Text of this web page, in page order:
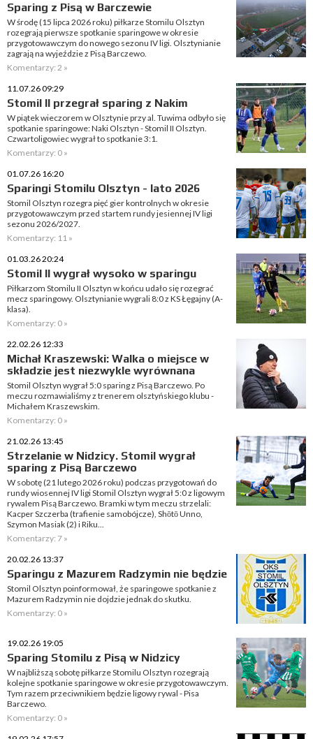
Sparing z Pisą w Barczewie
W środę (15 lipca 2026 roku) piłkarze Stomilu Olsztyn
rozegrają pierwsze spotkanie sparingowe w okresie
przygotowawczym do nowego sezonu IV ligi. Olsztynianie
zagrają na wyjeździe z Pisą Barczewo.
Komentarzy: 2 »
11.07.26 09:29
Stomil II przegrał sparing z Nakim
W piątek wieczorem w Olsztynie przy al. Tuwima odbyło się
spotkanie sparingowe: Naki Olsztyn - Stomil II Olsztyn.
Czwartoligowiec wygrał to spotkanie 3:1.
Komentarzy: 0 »
01.07.26 16:20
Sparingi Stomilu Olsztyn - lato 2026
Stomil Olsztyn rozegra pięć gier kontrolnych w okresie
przygotowawczym przed startem rundy jesiennej IV ligi
sezonu 2026/2027.
Komentarzy: 11 »
01.03.26 20:24
Stomil II wygrał wysoko w sparingu
Piłkarzom Stomilu II Olsztyn w końcu udało się rozegrać
mecz sparingowy. Olsztynianie wygrali 8:0 z KS Łęgajny (A-
klasa).
Komentarzy: 0 »
22.02.26 12:33
Michał Kraszewski: Walka o miejsce w
składzie jest niezwykle wyrównana
Stomil Olsztyn wygrał 5:0 sparing z Pisą Barczewo. Po
meczu rozmawialiśmy z trenerem olsztyńskiego klubu -
Michałem Kraszewskim.
Komentarzy: 0 »
21.02.26 13:45
Strzelanie w Nidzicy. Stomil wygrał
sparing z Pisą Barczewo
W sobotę (21 lutego 2026 roku) podczas przygotowań do
rundy wiosennej IV ligi Stomil Olsztyn wygrał 5:0 z ligowym
rywalem Pisą Barczewo. Bramki w tym meczu strzelali:
Kacper Szczerba (trafienie samobójcze), Shōtō Unno,
Szymon Masiak (2) i Riku...
Komentarzy: 7 »
20.02.26 13:37
Sparingu z Mazurem Radzymin nie będzie
Stomil Olsztyn poinformował, że sparingowe spotkanie z
Mazurem Radzymin nie dojdzie jednak do skutku.
Komentarzy: 0 »
19.02.26 19:05
Sparing Stomilu z Pisą w Nidzicy
W najbliższą sobotę piłkarze Stomilu Olsztyn rozegrają
kolejne spotkanie sparingowe w okresie przygotowawczym.
Tym razem przeciwnikiem będzie ligowy rywal - Pisa
Barczewo.
Komentarzy: 0 »